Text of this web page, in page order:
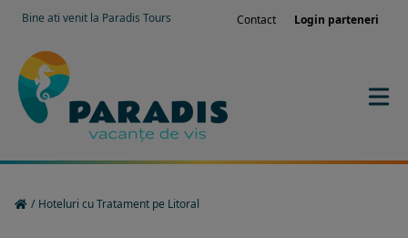
Bine ati venit la Paradis Tours Contact Login parteneri
/ Hoteluri cu Tratament pe Litoral